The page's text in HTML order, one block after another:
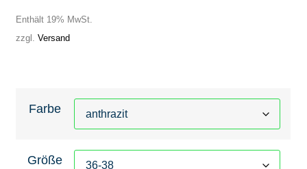
Enthält 19% MwSt.
zzgl.Versand
Farbe
Größe